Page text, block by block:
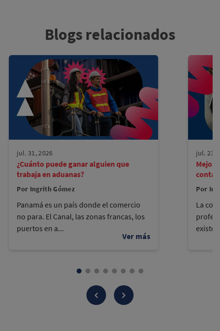
Blogs relacionados
jul. 31, 2026
¿Cuánto puede ganar alguien que
trabaja en aduanas?
Por Ingrith Gómez
Panamá es un país donde el comercio
no para. El Canal, las zonas francas, los
puertos en a...
jul. 23,
Por
La